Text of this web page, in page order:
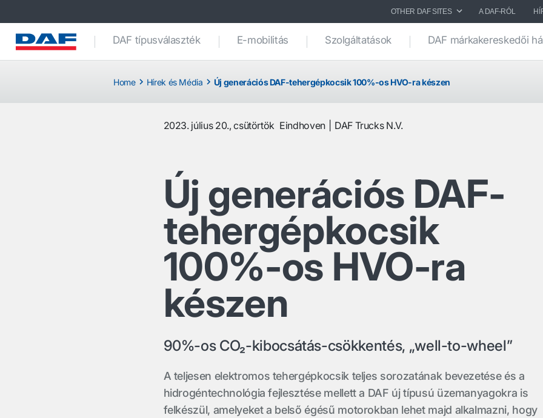
OTHER DAF SITES A DAF-RÓL
DAF típusválaszték E-mobilitás Szolgáltatások DAF márkakereskedői
Home Hírek és Média Új generációs DAF-tehergépkocsik 100%-os HVO-ra készen
2023. július 20., csütörtök Eindhoven DAF Trucks N.V.
Új generációs DAF-
tehergépkocsik
100%-os HVO-ra
készen
90%-os CO₂-kibocsátás-csökkentés, „well-to-wheel”
A teljesen elektromos tehergépkocsik teljes sorozatának bevezetése és a
hidrogéntechnológia fejlesztése mellett a DAF új típusú üzemanyagokra is
felkészül, amelyeket a belső égésű motorokban lehet majd alkalmazni, hogy